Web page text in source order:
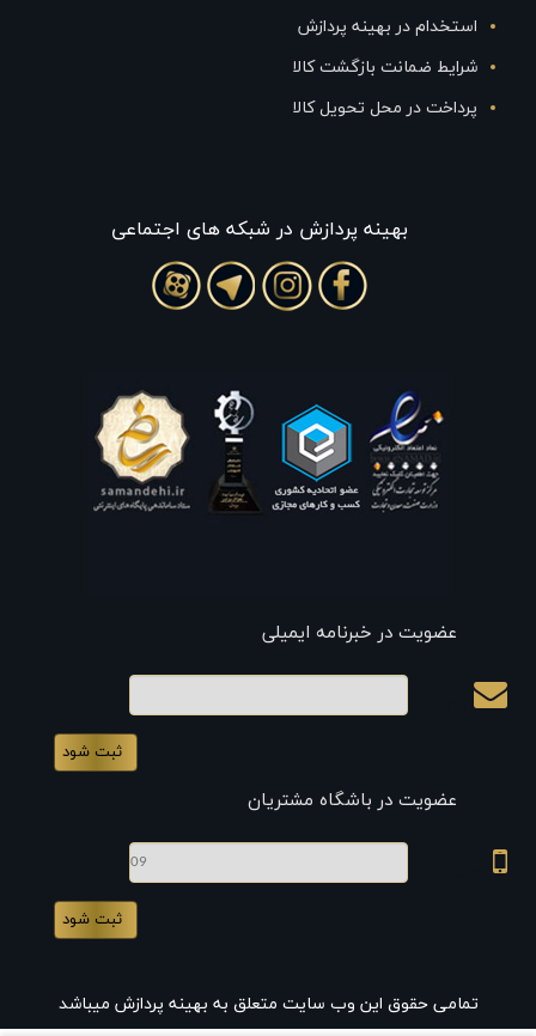
استخدام در بهینه پردازش
شرایط ضمانت بازگشت کالا
پرداخت در محل تحویل کالا
بهينه پردازش در شبکه های اجتماعی
عضویت در خبرنامه ایمیلی
عضویت در باشگاه مشتریان
تمامی حقوق این وب سایت متعلق به بهینه پردازش میباشد